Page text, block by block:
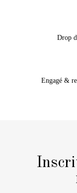
Drop
Engagé &